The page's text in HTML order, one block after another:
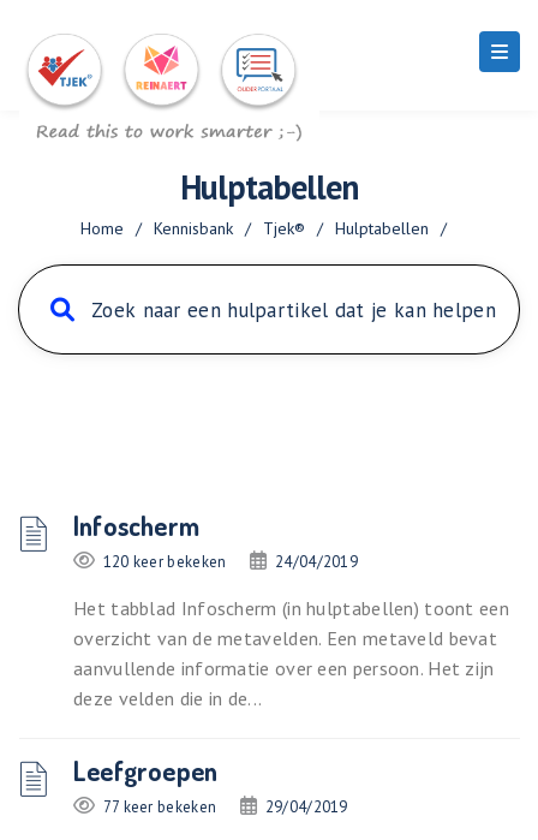
Hulptabellen
Home / Kennisbank / Tjek® / Hulptabellen /
Infoscherm
120 keer bekeken 24/04/2019
Het tabblad Infoscherm (in hulptabellen) toont een
overzicht van de metavelden. Een metaveld bevat
aanvullende informatie over een persoon. Het zijn
deze velden die in de...
Leefgroepen
77 keer bekeken 29/04/2019